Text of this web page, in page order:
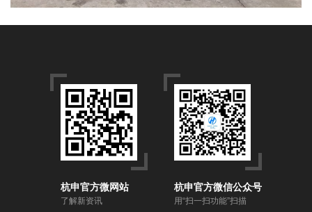
杭申官方微网站
了解新资讯
杭申官方微信公众号
用“扫一扫功能”扫描